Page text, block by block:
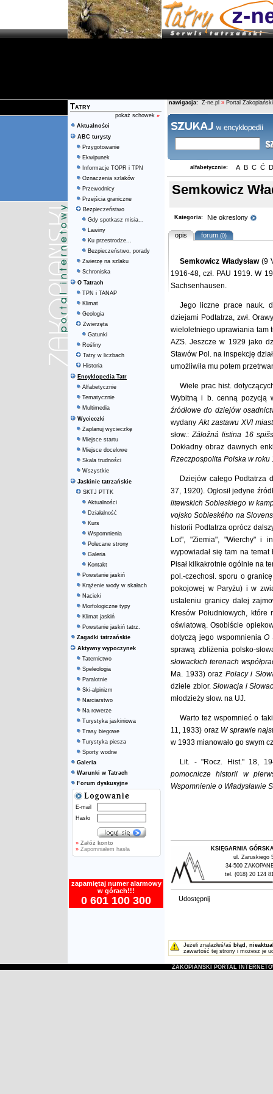
Tatry
pokaż schowek »
Aktualności
ABC turysty
Przygotowanie
Ekwipunek
Informacje TOPR i TPN
Oznaczenia szlaków
Przewodnicy
Przejścia graniczne
Bezpieczeństwo
Gdy spotkasz misia...
Lawiny
Ku przestrodze...
Bezpieczeństwo, porady
Zwierzę na szlaku
Schroniska
O Tatrach
TPN i TANAP
Klimat
Geologia
Zwierzęta
Gatunki
Rośliny
Tatry w liczbach
Historia
Encyklopedia Tatr
Alfabetycznie
Tematycznie
Multimedia
Wycieczki
Zaplanuj wycieczkę
Miejsce startu
Miejsce docelowe
Skala trudności
Wszystkie
Jaskinie tatrzańskie
SKTJ PTTK
Aktualności
Działalność
Kurs
Wspomnienia
Polecane strony
Galeria
Kontakt
Powstanie jaskiń
Krążenie wody w skałach
Nacieki
Morfologiczne typy
Klimat jaskiń
Powstanie jaskiń tatrz.
Zagadki tatrzańskie
Aktywny wypoczynek
Taternictwo
Speleologia
Paralotnie
Ski-alpinizm
Narciarstwo
Na rowerze
Turystyka jaskiniowa
Trasy biegowe
Turystyka piesza
Sporty wodne
Galeria
Warunki w Tatrach
Forum dyskusyjne
E-mail
Hasło
» Załóż konto
»Zapomniałem hasła
zapamiętaj numer alarmowy
w górach!!!
0 601 100 300
nawigacja: Z-ne.pl » Portal Zakopiański
alfabetycznie: A B C Ć D
Semkowicz
Kategoria: Nie okreslony
opis forum(0)
Semkowicz Władysław(9
1916-48, czł. PAU 1919. W
Sachsenhausen.
Jego liczne prace nauk.
dziejami Podtatrza, zwł.
wieloletniego uprawiania tam
AZS. Jeszcze w 1929 jako
Stawów Pol. na inspekcję
umożliwiła mu potem
Wiele prac hist.
Wybitną i b. cenną pozycją
źródłowe do dziejów
wydanyAkt zastawu XVI
słow.:Záložná listina 16
Dokładny obraz dawnych
Rzeczpospolita Polska w
Dziejów całego Podtatrza
37, 1920). Ogłosił jedyne
litewskich Sobieskiego w
vojsko Sobieského na
historii Podtatrza oprócz
Lot", "Ziemia", "Wierchy" i
wypowiadał się tam na
Pisał kilkakrotnie ogólnie na
pol.-czechosł. sporu o
pokojowej w Paryżu) i w
ustaleniu granicy dalej
Kresów Południowych,
oświatową. Osobiście
dotyczą jego wspomnieniaO
sprawą zbliżenia polsko-
słowackich terenach
Ma. 1933) oraz Polacy i
dziele zbior.Słowacja i
młodzieży słow. na UJ.
Warto też wspomnieć o
11, 1933) oraz W sprawie
w 1933 mianowało go swym
Lit. - "Rocz. Hist." 18,
pomocnicze historii w
Wspomnienie o Władysławie
KSIĘGARNIA
ul. Zaruskiego
34-500
tel. (018) 20 124
Udostępnij
Jeżeli znalazłeś/aś błąd ,
zawartość tej strony i możesz je
ZAKOPIAŃSKI PORTAL